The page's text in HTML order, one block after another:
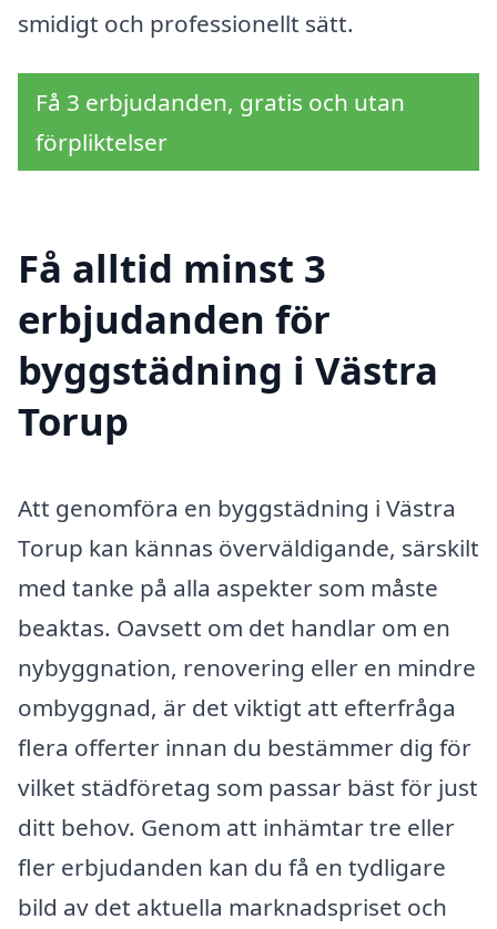
smidigt och professionellt sätt.
Få 3 erbjudanden, gratis och utan
förpliktelser
Få alltid minst 3
erbjudanden för
byggstädning i Västra
Torup
Att genomföra en byggstädning i Västra
Torup kan kännas överväldigande, särskilt
med tanke på alla aspekter som måste
beaktas. Oavsett om det handlar om en
nybyggnation, renovering eller en mindre
ombyggnad, är det viktigt att efterfråga
flera offerter innan du bestämmer dig för
vilket städföretag som passar bäst för just
ditt behov. Genom att inhämtar tre eller
fler erbjudanden kan du få en tydligare
bild av det aktuella marknadspriset och